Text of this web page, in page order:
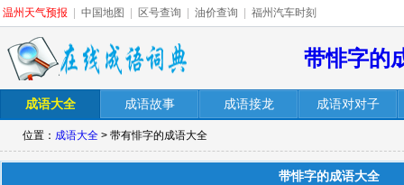
温州天气预报 中国地图 区号查询 油价查询 福州汽车时刻
带悱字的
成语大全 成语故事 成语接龙 成语对对子
位置： 成语大全 > 带有悱字的成语大全
带悱字的成语大全